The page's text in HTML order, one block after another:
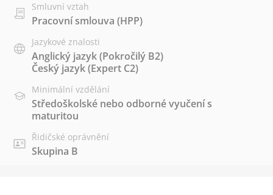
Smluvní vztah
Pracovní smlouva (HPP)
Jazykové znalosti
Anglický jazyk(Pokročilý B2)
Český jazyk(Expert C2)
Minimální vzdělání
Středoškolské nebo odborné vyučení s
maturitou
Řidičské oprávnění
Skupina B